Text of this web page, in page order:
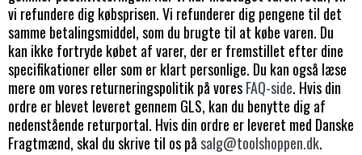
vi refundere dig købsprisen. Vi refunderer dig pengene til det
samme betalingsmiddel, som du brugte til at købe varen. Du
kan ikke fortryde købet af varer, der er fremstillet efter dine
specifikationer eller som er klart personlige. Du kan også læse
mere om vores returneringspolitik på voresFAQ-side. Hvis din
ordre er blevet leveret gennem GLS, kan du benytte dig af
nedenstående returportal. Hvis din ordre er leveret med Danske
Fragtmænd, skal du skrive til os påsalg@toolshoppen.dk.